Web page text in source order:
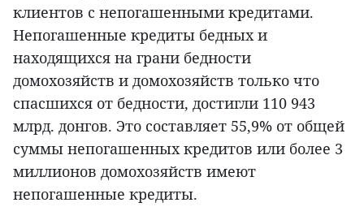
клиентов с непогашенными кредитами.
Непогашенные кредиты бедных и
находящихся на грани бедности
домохозяйств и домохозяйств только что
спасшихся от бедности, достигли 110 943
млрд. донгов. Это составляет 55,9% от общей
суммы непогашенных кредитов или более 3
миллионов домохозяйств имеют
непогашенные кредиты.